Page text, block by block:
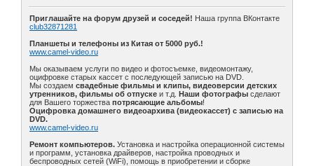
Приглашайте на форум друзей и соседей! Наша группа ВКонтакте
club32871281
Планшеты и телефоны из Китая от 5000 руб.!
www.camel-video.ru
Мы оказываем услуги по видео и фотосъемке, видеомонтажу,
оцифровке старых кассет с последующей записью на DVD.
Мы создаем свадебные фильмы и клипы, видеоверсии детских
утренников, фильмы об отпуске и т.д. Наши фотографы сделают
для Вашего торжества потрясающие альбомы!
Оцифровка домашнего видеоархива (видеокассет) с записью на
DVD.
www.camel-video.ru
Ремонт компьютеров. Установка и настройка операционной системы
и программ, установка драйверов, настройка проводных и
беспроводных сетей (WiFi), помощь в приобретении и сборке